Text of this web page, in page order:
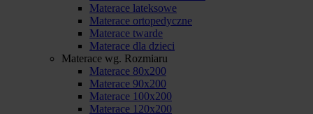
Materace lateksowe
Materace ortopedyczne
Materace twarde
Materace dla dzieci
Materace wg. Rozmiaru
Materace 80x200
Materace 90x200
Materace 100x200
Materace 120x200